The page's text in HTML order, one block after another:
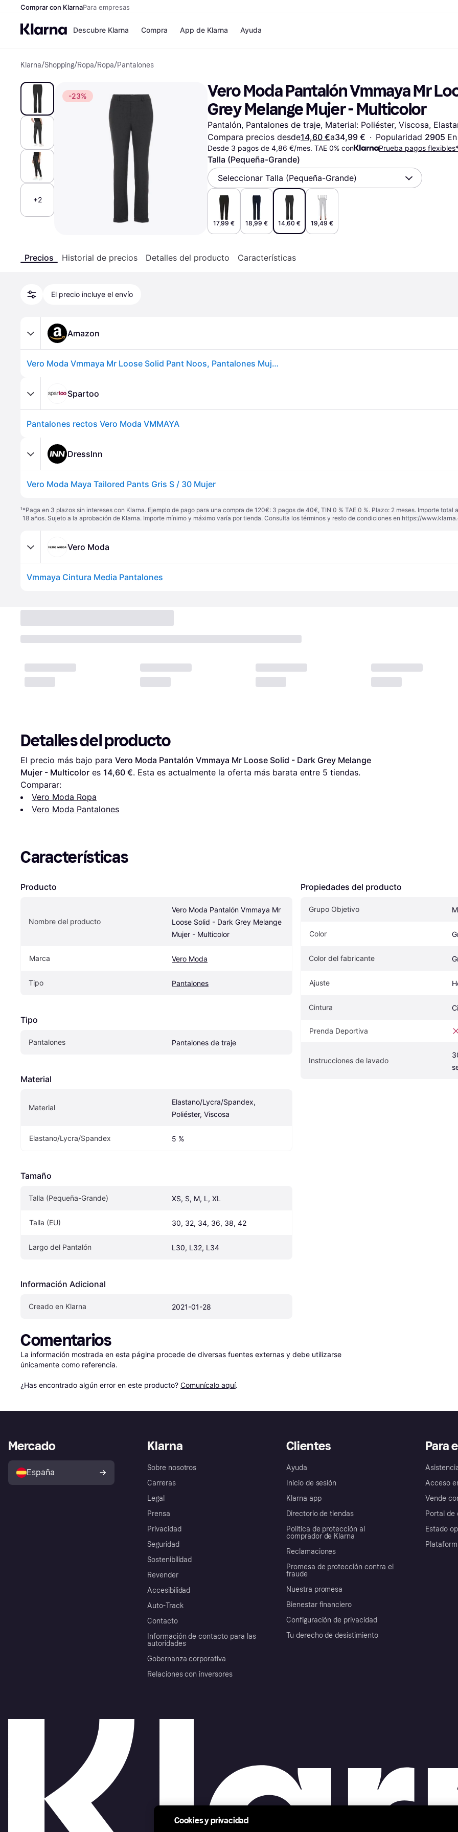
Comprar con KlarnaPara empresas
Descubre Klarna
Paga ahora
Paga en 3 plazos
Paga en 30 días
Financiación
Klarna en Apple Pay
Directorio de tiendas
Suscripciones
Invita a un amigo
Saldo
Cuentas de ahorro
Cuenta Flex
Depósito a plazo fijo
Compra
Zalando Prive
JD Sports
Directorio de tiendas
Belleza
Ropa
Juguetes
Hogares e Interiores
Audio y Video
Deportes y Aire libre
Informática
Hazlo tú mismo
Teléfonos & Wearables
Niños y Familia
Transportes Motorizados
Jardín y Patio
Electrodomésticos de
Cocina
Electrodomésticos
App de Klarna Ayuda
Klarna/Shopping/Ropa/Ropa/Pantalones
-23%
+2
Vero Moda Pantalón Vmmaya Mr
Grey Melange Mujer - Multicolor
Pantalón, Pantalones de traje, Material: Poliéster, Viscosa,
Compara precios desde14,60 €a34,99 € · Popularidad 2905
Desde 3 pagos de 4,86 €/mes. TAE 0% con Prueba pagos
Talla (Pequeña-Grande)
Seleccionar Talla (Pequeña-Grande)
17,99 € 18,99 € 14,60 € 19,49 €
Precios Historial de precios Detalles del producto Características
El precio incluye el envío
Amazon
Vero Moda Vmmaya Mr Loose Solid Pant Noos, Pantalones Mujer, Gris (Dark Grey Melange), M / 30L
Spartoo
Pantalones rectos Vero Moda VMMAYA
DressInn
Vero Moda Maya Tailored Pants Gris S / 30 Mujer
¹*Paga en 3 plazos sin intereses con Klarna. Ejemplo de pago para una compra de 120€: 3 pagos de 40€, TIN 0 % TAE 0 %. Plazo: 2 meses. Importe
18 años. Sujeto a la aprobación de Klarna. Importe mínimo y máximo varía por tienda. Consulta los términos y resto de condiciones en https://
Vero Moda
Vmmaya Cintura Media Pantalones
Detalles del producto
El precio más bajo para Vero Moda Pantalón Vmmaya Mr Loose Solid - Dark Grey Melange
Mujer - Multicolor es 14,60 €. Esta es actualmente la oferta más barata entre 5 tiendas.
Comparar:
Vero Moda Ropa
Vero Moda Pantalones
Características
Producto
Nombre del producto
Vero Moda Pantalón Vmmaya Mr
Loose Solid - Dark Grey Melange
Mujer - Multicolor
Marca Vero Moda
Tipo Pantalones
Tipo
Pantalones Pantalones de traje
Material
Material
Elastano/Lycra/Spandex,
Poliéster, Viscosa
Elastano/Lycra/Spandex 5 %
Tamaño
Talla (Pequeña-Grande) XS, S, M, L, XL
Talla (EU) 30, 32, 34, 36, 38, 42
Largo del Pantalón L30, L32, L34
Información Adicional
Creado en Klarna 2021-01-28
Propiedades del producto
Grupo Objetivo
Color
Color del fabricante
Ajuste
Cintura
Prenda Deportiva
Instrucciones de lavado
Comentarios
La información mostrada en esta página procede de diversas fuentes externas y debe utilizarse
únicamente como referencia.
¿Has encontrado algún error en este producto? Comunícalo aquí.
Klarna
Sobre nosotros
Carreras
Legal
Prensa
Privacidad
Seguridad
Sostenibilidad
Revender
Accesibilidad
Auto-Track
Contacto
Información de contacto para las
autoridades
Gobernanza corporativa
Relaciones con inversores
Clientes
Ayuda
Inicio de sesión
Klarna app
Directorio de tiendas
Política de protección al
comprador de Klarna
Reclamaciones
Promesa de protección contra el
fraude
Nuestra promesa
Bienestar financiero
Configuración de privacidad
Tu derecho de desistimiento
Para
Acceso
Vende
Portal de
Estado
Mercado
España
Cookies y privacidad